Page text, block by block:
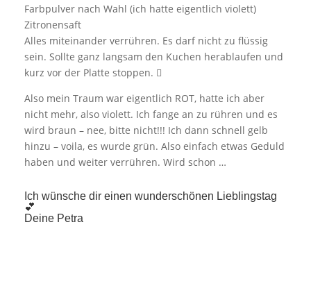
Farbpulver nach Wahl (ich hatte eigentlich violett)
Zitronensaft
Alles miteinander verrühren. Es darf nicht zu flüssig
sein. Sollte ganz langsam den Kuchen herablaufen und
kurz vor der Platte stoppen. 
Also mein Traum war eigentlich ROT, hatte ich aber
nicht mehr, also violett. Ich fange an zu rühren und es
wird braun – nee, bitte nicht!!! Ich dann schnell gelb
hinzu – voila, es wurde grün. Also einfach etwas Geduld
haben und weiter verrühren. Wird schon …
Ich wünsche dir einen wunderschönen Lieblingstag
💕
Deine Petra